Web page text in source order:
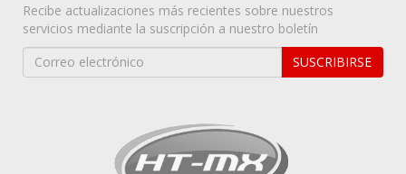
Recibe actualizaciones más recientes sobre nuestros
servicios mediante la suscripción a nuestro boletín
SUSCRIBIRSE